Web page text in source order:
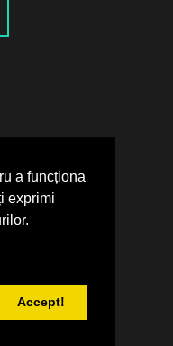
a funcționa
exprimi
Accept!